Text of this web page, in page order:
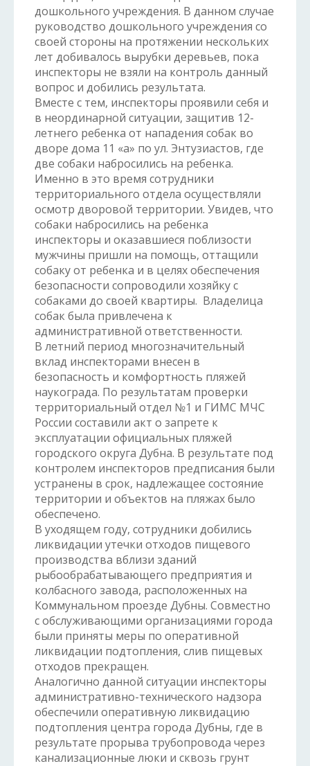
дошкольного учреждения. В данном случае
руководство дошкольного учреждения со
своей стороны на протяжении нескольких
лет добивалось вырубки деревьев, пока
инспекторы не взяли на контроль данный
вопрос и добились результата.
Вместе с тем, инспекторы проявили себя и
в неординарной ситуации, защитив 12-
летнего ребенка от нападения собак во
дворе дома 11 «а» по ул. Энтузиастов, где
две собаки набросились на ребенка.
Именно в это время сотрудники
территориального отдела осуществляли
осмотр дворовой территории. Увидев, что
собаки набросились на ребенка
инспекторы и оказавшиеся поблизости
мужчины пришли на помощь, оттащили
собаку от ребенка и в целях обеспечения
безопасности сопроводили хозяйку с
собаками до своей квартиры. Владелица
собак была привлечена к
административной ответственности.
В летний период многозначительный
вклад инспекторами внесен в
безопасность и комфортность пляжей
наукограда. По результатам проверки
территориальный отдел №1 и ГИМС МЧС
России составили акт о запрете к
эксплуатации официальных пляжей
городского округа Дубна. В результате под
контролем инспекторов предписания были
устранены в срок, надлежащее состояние
территории и объектов на пляжах было
обеспечено.
В уходящем году, сотрудники добились
ликвидации утечки отходов пищевого
производства вблизи зданий
рыбообрабатывающего предприятия и
колбасного завода, расположенных на
Коммунальном проезде Дубны. Совместно
с обслуживающими организациями города
были приняты меры по оперативной
ликвидации подтопления, слив пищевых
отходов прекращен.
Аналогично данной ситуации инспекторы
административно-технического надзора
обеспечили оперативную ликвидацию
подтопления центра города Дубны, где в
результате прорыва трубопровода через
канализационные люки и сквозь грунт